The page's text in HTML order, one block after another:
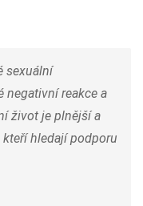
sexuální
negativní reakce a
život je plnější a
hledají podporu